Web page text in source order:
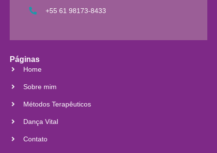
+55 61 98173-8433
Páginas
Home
Sobre mim
Métodos Terapêuticos
Dança Vital
Contato